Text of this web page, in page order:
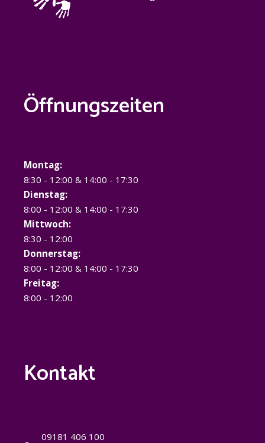
Öffnungszeiten
Montag:
8:30 - 12:00 & 14:00 - 17:30
Dienstag:
8:00 - 12:00 & 14:00 - 17:30
Mittwoch:
8:30 - 12:00
Donnerstag:
8:00 - 12:00 & 14:00 - 17:30
Freitag:
8:00 - 12:00
Kontakt
09181 406 100